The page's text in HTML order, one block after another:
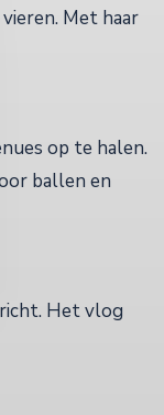
Met haar
op te halen.
ballen en
Het vlog